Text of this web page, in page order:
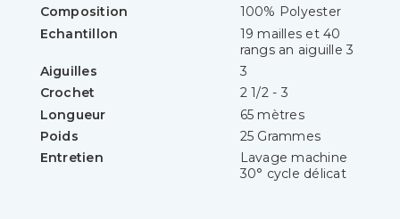
Composition
100% Polyester
Echantillon
19 mailles et 40
rangs an aiguille 3
Aiguilles
3
Crochet
2 1/2 - 3
Longueur
65 mètres
Poids
25 Grammes
Entretien
Lavage machine
30° cycle délicat